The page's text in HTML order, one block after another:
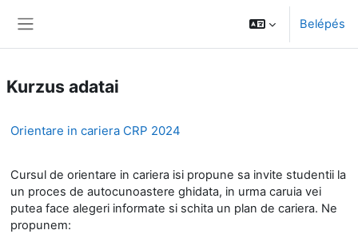
Belépés
Kurzus adatai
Orientare in cariera CRP 2024
Cursul de orientare in cariera isi propune sa invite studentii la
un proces de autocunoastere ghidata, in urma caruia vei
putea face alegeri informate si schita un plan de cariera. Ne
propunem: